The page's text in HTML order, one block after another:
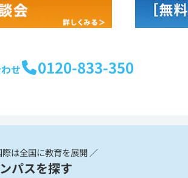
せ 0120-833-350
は全国に教育を展開 ／
パスを探す